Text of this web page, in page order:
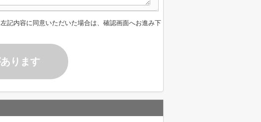
記内容に同意いただいた場合は、確認画面へお進み下
ります